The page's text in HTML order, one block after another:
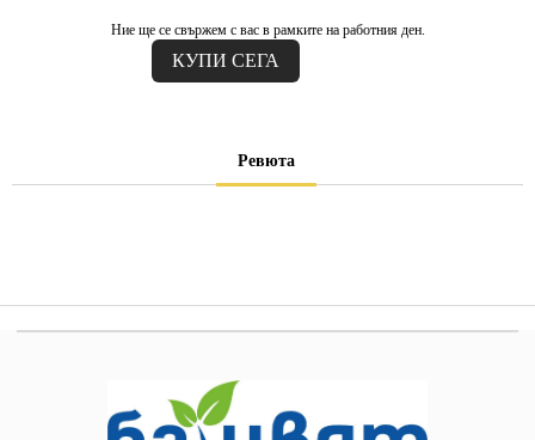
Ние ще се свържем с вас в рамките на работния ден.
Ревюта